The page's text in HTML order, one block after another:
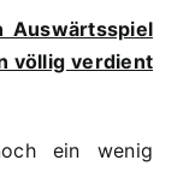
Auswärtsspiel
völlig verdient
ein wenig